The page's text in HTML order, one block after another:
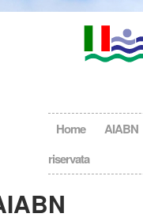
Home AIABN
riservata